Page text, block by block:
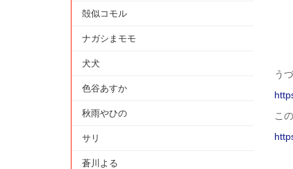
う
こ
殻似コモル
ナガシまモモ
犬犬
色谷あすか
秋雨やひの
サリ
蒼川よる